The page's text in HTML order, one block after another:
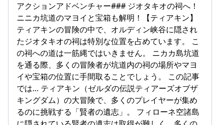
アクションアドベンチャー### ジオタキオの祠へ！
ニニカ坑道のマヨイと宝箱も解明！【ティアキン】
ティアキンの冒険の中で、オルディン峡谷に隠され
たジオタキオの祠は特別な位置を占めています。 こ
の祠への道は一筋縄ではいきません。 ニカカ島坑道
を通る際、多くの冒険者が坑道内の祠の場所やマヨ
イや宝箱の位置に手間取ることでしょう。 この記事
では… ティアキン（ゼルダの伝説ティアーズオブザ
キングダム）の大冒険で、多くのプレイヤーが集め
るのに挑戦する「賢者の遺志」。 フィローネ空諸島